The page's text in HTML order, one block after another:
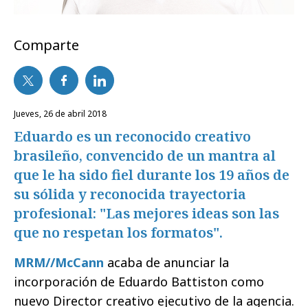
Comparte
jueves, 26 de abril 2018
Eduardo es un reconocido creativo
brasileño, convencido de un mantra al
que le ha sido fiel durante los 19 años de
su sólida y reconocida trayectoria
profesional: "Las mejores ideas son las
que no respetan los formatos".
MRM//McCann acaba de anunciar la
incorporación de Eduardo Battiston como
nuevo Director creativo ejecutivo de la agencia.